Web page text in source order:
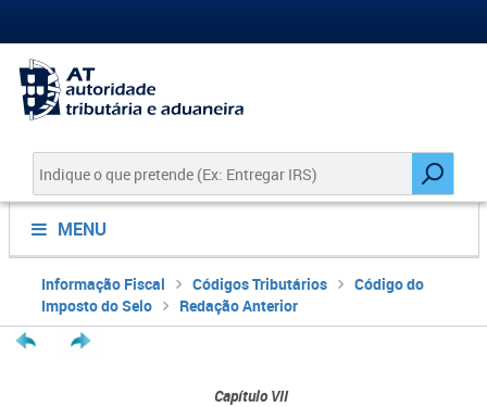
MENU
Informação Fiscal Códigos Tributários
Código do
Imposto do Selo
Redação Anterior
Capítulo VII